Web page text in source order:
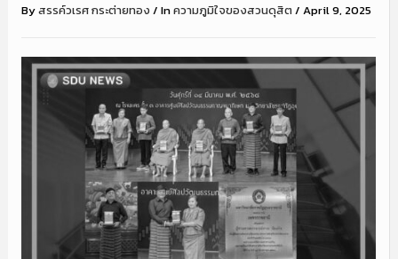
Byสรรค์วเรศ กระต่ายทอง / Inความภูมิใจของสวนดุสิต / April 9, 2025